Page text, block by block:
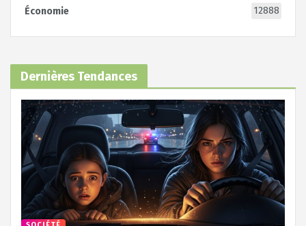
Économie 12888
Dernières Tendances